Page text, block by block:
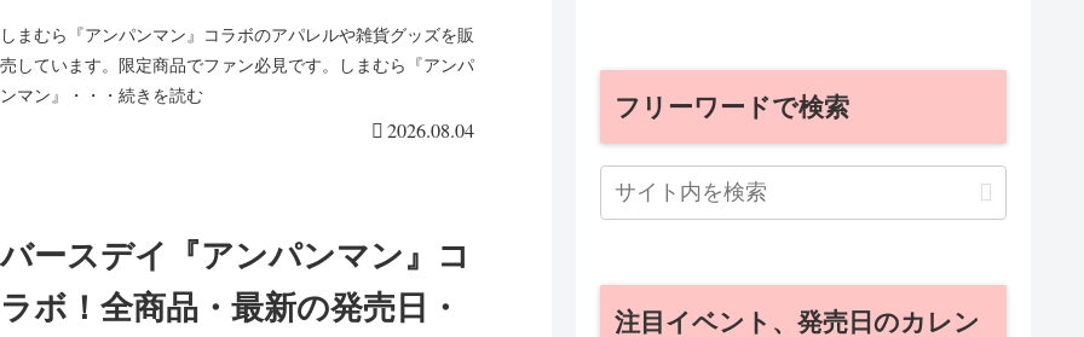
とめ！取扱店はどこ？秋の子供
服が2026/8/5より新発売！ベビ
しまむら『アンパンマン』コラボのアパレルや雑貨グッズを販
売しています。限定商品でファン必見です。しまむら『アンパ
ンマン』・・・続きを読む
2026.08.04
バースデイ『アンパンマン』コ
ラボ！全商品・最新の発売日・
フリーワードで検索
注目イベント、発売日のカレン